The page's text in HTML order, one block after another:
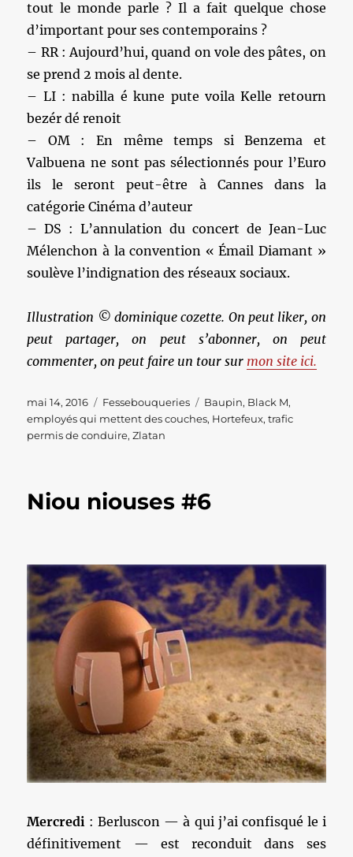
tout le monde parle ? Il a fait quelque chose
d’important pour ses contemporains ?
– RR : Aujourd’hui, quand on vole des pâtes, on
se prend 2 mois al dente.
– LI : nabilla é kune pute voila Kelle retourn
bezér dé renoit
– OM : En même temps si Benzema et
Valbuena ne sont pas sélectionnés pour l’Euro
ils le seront peut-être à Cannes dans la
catégorie Cinéma d’auteur
– DS : L’annulation du concert de Jean-Luc
Mélenchon à la convention « Émail Diamant »
soulève l’indignation des réseaux sociaux.
Illustration © dominique cozette. On peut liker, on
peut partager, on peut s’abonner, on peut
commenter, on peut faire un tour sur mon site ici.
Publié
le
mai 14, 2016 Catégories
Fessebouqueries Étiquettes
Baupin, Black M,
employés qui mettent des couches, Hortefeux,trafic
permis de conduire,Zlatan
Niou niouses #6
Mercredi : Berluscon — à qui j’ai confisqué le i
définitivement — est reconduit dans ses